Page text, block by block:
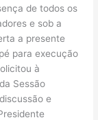
de todos os
e sob a
a presente
para execução
à
Sessão
e